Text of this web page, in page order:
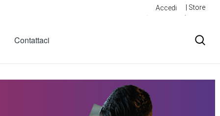
Accedi | Store
Contattaci